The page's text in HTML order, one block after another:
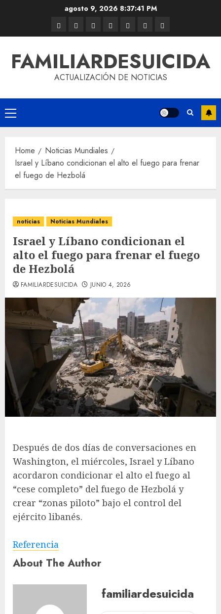
agosto 9, 2026 8:37:42 PM
FAMILIARDESUICIDA
ACTUALIZACIÓN DE NOTICIAS
Home
Noticias Mundiales
Israel y Líbano condicionan el alto el fuego para frenar
el fuego de Hezbolá
noticias Noticias Mundiales
Israel y Líbano condicionan el
alto el fuego para frenar el fuego
de Hezbolá
FAMILIARDESUICIDA JUNIO 4, 2026
Después de dos días de conversaciones en
Washington, el miércoles, Israel y Líbano
acordaron condicionar el alto el fuego al
“cese completo” del fuego de Hezbolá y
crear “zonas piloto” bajo el control del
ejército libanés.
Referencia
About The Author
familiardesuicida